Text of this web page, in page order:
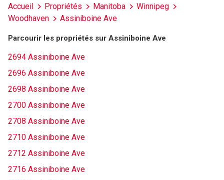
Accueil Propriétés Manitoba
Winnipeg
Woodhaven
Assiniboine Ave
Parcourir les propriétés sur Assiniboine Ave
2694 Assiniboine Ave
2696 Assiniboine Ave
2698 Assiniboine Ave
2700 Assiniboine Ave
2708 Assiniboine Ave
2710 Assiniboine Ave
2712 Assiniboine Ave
2716 Assiniboine Ave